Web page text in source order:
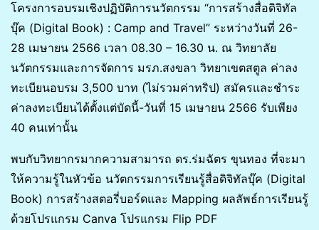
โครงการอบรมเชิงปฏิบัติการนวัตกรรม “การสร้างสื่อดิจิทัล
บุ๊ค (Digital Book) : Camp and Travel” ระหว่างวันที่ 26-
28 เมษายน 2566 เวลา 08.30 – 16.30 น. ณ วิทยาลัย
นวัตกรรมและการจัดการ มรภ.สงขลา วิทยาเขตสตูล ค่าลง
ทะเบียนอบรม 3,500 บาท (ไม่รวมค่าทริป) สมัครและชำระ
ค่าลงทะเบียนได้ตั้งแต่บัดนี้-วันที่ 15 เมษายน 2566 รับเพียง
40 คนเท่านั้น
พบกับวิทยากรมากความสามารถ ดร.ร่มฉัตร ขุนทอง ที่จะมา
ให้ความรู้ในหัวข้อ นวัตกรรมการเรียนรู้สื่อดิจิทัลบุ๊ค (Digital
Book) การสร้างสตอรี่บอร์ดและ Mapping ผลลัพธ์การเรียนรู้
ด้วยโปรแกรม Canva โปรแกรม Flip PDF